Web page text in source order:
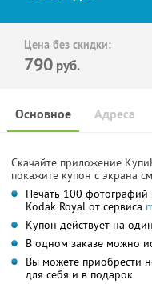
Цена без скидки:
790 руб.
Основное Адреса
Скачайте приложение
покажите купон с экрана
Печать 100
Kodak Royal от сервиса
Купон действует на
В одном заказе можно
Вы можете приобрести
для себя и в подарок